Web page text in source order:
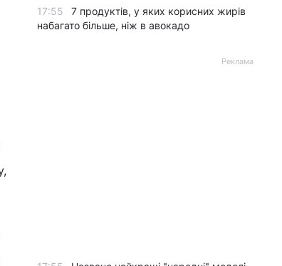
17:55
7 продуктів, у яких корисних жирів
набагато більше, ніж в авокадо
Реклама